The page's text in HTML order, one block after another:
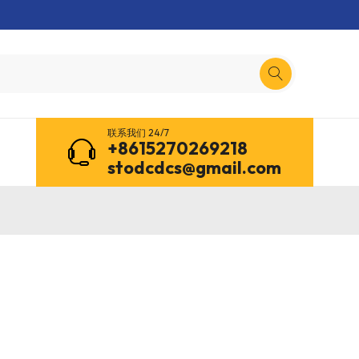
联系我们 24/7
+8615270269218
stodcdcs@gmail.com